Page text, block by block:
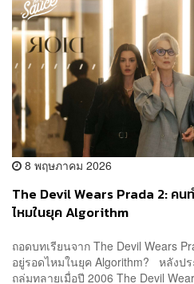
8 พฤษภาคม 2026
The Devil Wears Prada 2: ค
ไหมในยุค Algorithm
ถอดบทเรียนจาก The Devil Wears
อยู่รอดไหมในยุค Algorithm? หลังป
ถล่มทลายเมื่อปี 2006 The Devil